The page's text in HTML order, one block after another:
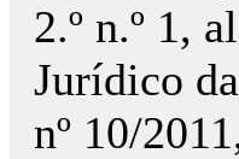
2.º n.º 1,
Jurídico
nº 10/